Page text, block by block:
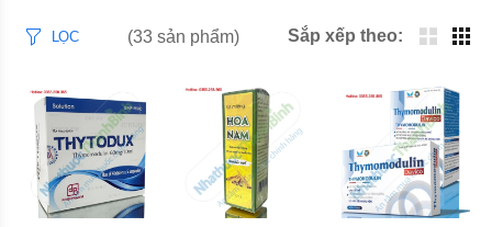
LỌC (33 sản phẩm) Sắp xếp theo: